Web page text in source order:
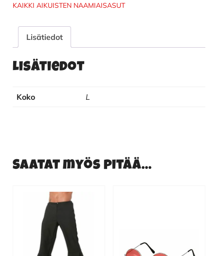
KAIKKI AIKUISTEN NAAMIAISASUT
Lisätiedot
Lisätiedot
Koko L
Saatat myös pitää...
tuotteella
useampi
muunnelma.